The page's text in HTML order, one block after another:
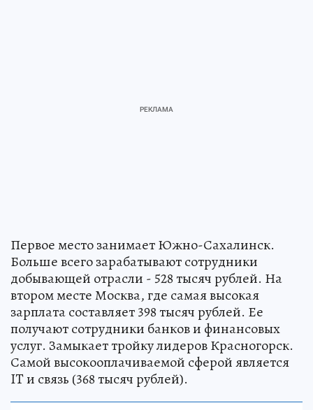
Первое место занимает Южно-Сахалинск.
Больше всего зарабатывают сотрудники
добывающей отрасли - 528 тысяч рублей. На
втором месте Москва, где самая высокая
зарплата составляет 398 тысяч рублей. Ее
получают сотрудники банков и финансовых
услуг. Замыкает тройку лидеров Красногорск.
Самой высокооплачиваемой сферой является
IT и связь (368 тысяч рублей).